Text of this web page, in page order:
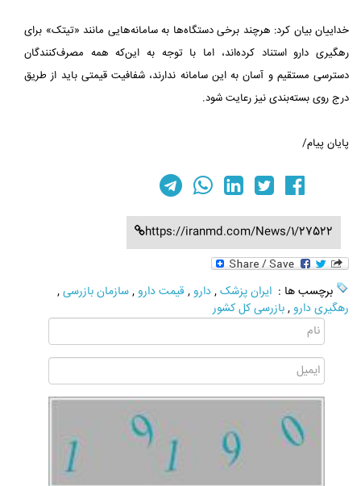
خداییان بیان کرد: هرچند برخی دستگاه‌ها به سامانه‌هایی مانند «تیتک» برای
رهگیری دارو استناد کرده‌اند، اما با توجه به این‌که همه مصرف‌کنندگان
دسترسی مستقیم و آسان به این سامانه ندارند، شفافیت قیمتی باید از طریق
درج روی بسته‌بندی نیز رعایت شود.
پایان پیام/
https://iranmd.com/News/1/27522
برچسب ها : ایران پزشک,دارو , قیمت دارو ,سازمان بازرسی,
رهگیری دارو ,بازرسی کل کشور